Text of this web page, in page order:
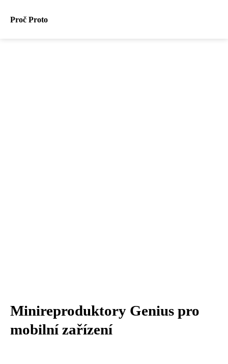
Proč Proto
Minireproduktory Genius pro
mobilní zařízení